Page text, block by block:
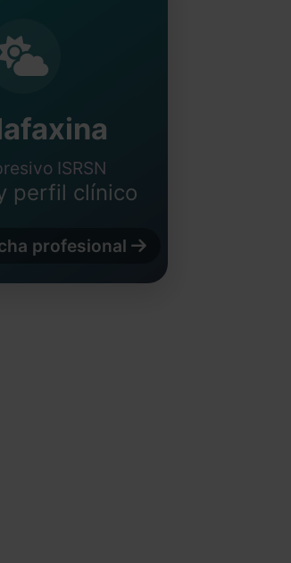
ISRSN
perfil clínico
profesional